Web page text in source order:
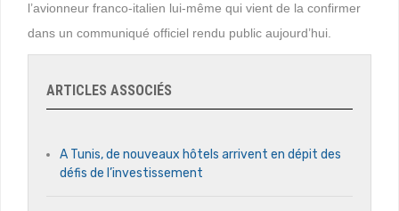
l’avionneur franco-italien lui-même qui vient de la confirmer
dans un communiqué officiel rendu public aujourd’hui.
ARTICLES ASSOCIÉS
A Tunis, de nouveaux hôtels arrivent en dépit des
défis de l’investissement